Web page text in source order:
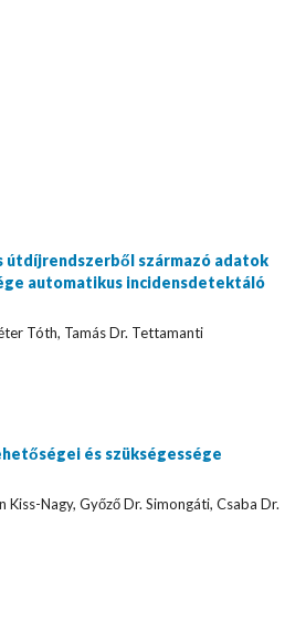
útdíjrendszerből származó adatok
automatikus incidensdetektáló
Tóth, Tamás Dr. Tettamanti
és szükségessége
Kiss-Nagy, Győző Dr. Simongáti, Csaba Dr.